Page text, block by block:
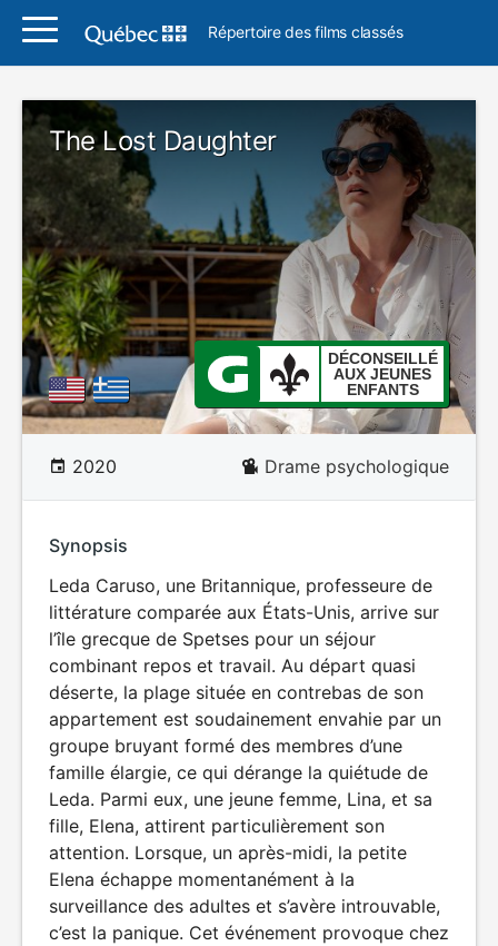
Répertoire des films classés
The Lost Daughter
DÉCONSEILLÉ
AUX JEUNES
ENFANTS
2020 Drame psychologique
Synopsis
Leda Caruso, une Britannique, professeure de
littérature comparée aux États-Unis, arrive sur
l’île grecque de Spetses pour un séjour
combinant repos et travail. Au départ quasi
déserte, la plage située en contrebas de son
appartement est soudainement envahie par un
groupe bruyant formé des membres d’une
famille élargie, ce qui dérange la quiétude de
Leda. Parmi eux, une jeune femme, Lina, et sa
fille, Elena, attirent particulièrement son
attention. Lorsque, un après-midi, la petite
Elena échappe momentanément à la
surveillance des adultes et s’avère introuvable,
c’est la panique. Cet événement provoque chez